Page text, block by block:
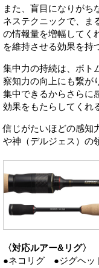
また、盲目になりがち
ネステクニックで、ま
の情報量を増幅してく
を維持させる効果を持
集中力の持続は、ボト
察知力の向上にも繋が
集中できるからさらに
効果をもたらしてくれ
信じがたいほどの感知
や神（デルジェス）の
〈対応ルアー&リグ〉
●ネコリグ ●ジグヘ